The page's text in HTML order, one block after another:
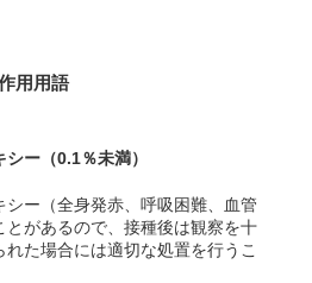
用用語
シー （0.1％未満）
シー（全身発赤、呼吸困難、血管
があるので、接種後は観察を十
た場合には適切な処置を行うこ